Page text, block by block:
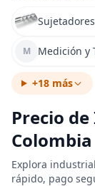
Sujetadores
M Medición y
+18 más
Precio
Colombia
Explora
rápido, pago